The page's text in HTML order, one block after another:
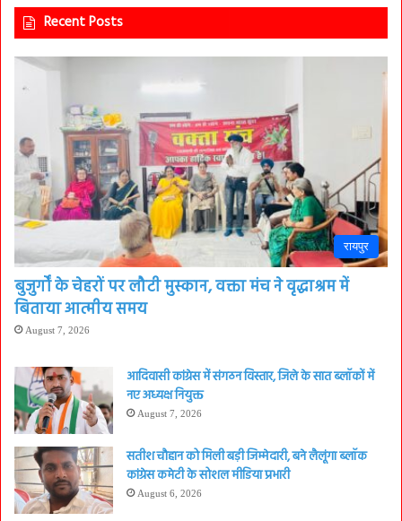
Recent Posts
रायपुर
बुजुर्गों के चेहरों पर लौटी मुस्कान, वक्ता मंच ने वृद्धाश्रम में
बिताया आत्मीय समय
August 7, 2026
आदिवासी कांग्रेस में संगठन विस्तार, जिले के सात ब्लॉकों में
नए अध्यक्ष नियुक्त
August 7, 2026
सतीश चौहान को मिली बड़ी जिम्मेदारी, बने लैलूंगा ब्लॉक
कांग्रेस कमेटी के सोशल मीडिया प्रभारी
August 6, 2026